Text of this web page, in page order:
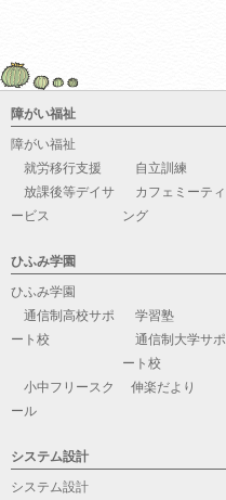
障がい福祉
障がい福祉
就労移行支援
自立訓練
放課後等デイサ
ービス
カフェミーティ
ング
ひふみ学園
ひふみ学園
通信制高校サポ
ート校
学習塾
通信制大学サポ
ート校
小中フリースク
ール
伸楽だより
システム設計
システム設計